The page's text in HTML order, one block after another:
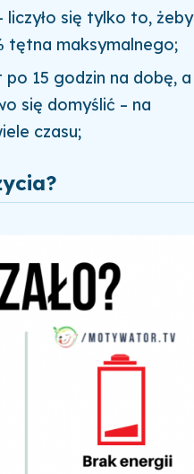
liczyło się tylko to, żeby
tętna maksymalnego;
15 godzin na dobę, a
się domyślić – na
czasu;